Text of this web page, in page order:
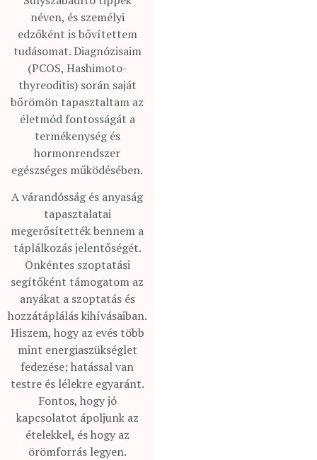
néven, és személyi
edzőként is bővítettem
tudásomat. Diagnózisaim
(PCOS, Hashimoto-
thyreoditis) során saját
bőrömön tapasztaltam az
életmód fontosságát a
termékenység és
hormonrendszer
egészséges működésében.
A várandósság és anyaság
tapasztalatai
megerősítették bennem a
táplálkozás jelentőségét.
Önkéntes szoptatási
segítőként támogatom az
anyákat a szoptatás és
hozzátáplálás kihívásaiban.
Hiszem, hogy az evés több
mint energiaszükséglet
fedezése; hatással van
testre és lélekre egyaránt.
Fontos, hogy jó
kapcsolatot ápoljunk az
ételekkel, és hogy az
örömforrás legyen.